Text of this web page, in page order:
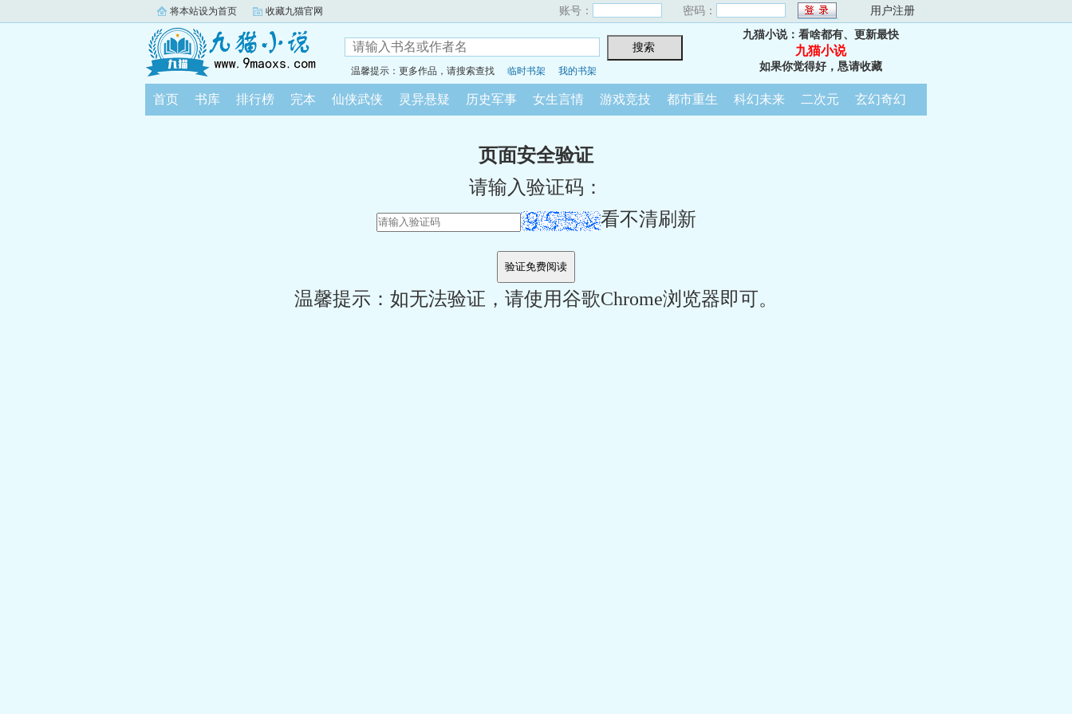
将本站设为首页 收藏九猫官网 账号： 密码： 用户注册
温馨提示：更多作品，请搜索查找 临时书架 我的书架
九猫小说：看啥都有、更新最快
九猫小说
如果你觉得好，恳请收藏
首页 书库 排行榜 完本 仙侠武侠 灵异悬疑 历史军事 女生言情 游戏竞技 都市重生 科幻未来 二次元 玄幻奇幻
页面安全验证
请输入验证码：
看不清刷新
温馨提示：如无法验证，请使用谷歌Chrome浏览器即可。